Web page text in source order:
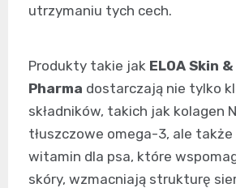
utrzymaniu tych cech.
Produkty takie jak ELOA Skin
Pharma dostarczają nie tylko
składników, takich jak kolagen
tłuszczowe omega-3, ale także
witamin dla psa, które
skóry, wzmacniają strukturę